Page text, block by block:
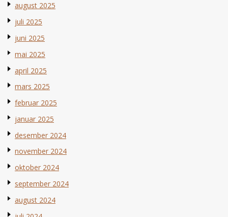
august 2025
juli 2025
juni 2025
mai 2025
april 2025
mars 2025
februar 2025
januar 2025
desember 2024
november 2024
oktober 2024
september 2024
august 2024